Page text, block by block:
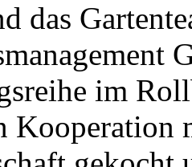
das
im
Kooperation